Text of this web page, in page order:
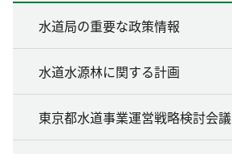
水道局の重要な政策情報
水道水源林に関する計画
東京都水道事業運営戦略検討会議